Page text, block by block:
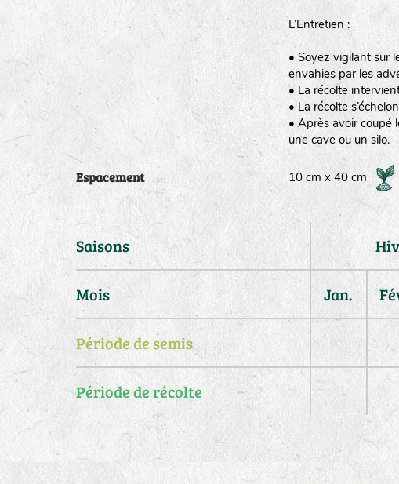
L’Entretien :
• Soyez vigilant sur
envahies par les
• La récolte
• La récolte
• Après avoir coupé
une cave ou un silo.
Espacement 10 cm x 40 cm
Saisons
Mois Jan.
Période de semis
Période de récolte